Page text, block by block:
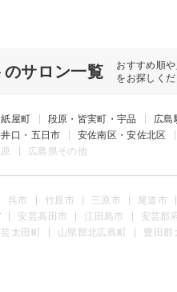
サロン一覧
おすすめ順
をお探しくだ
屋町 段原・皆実町・宇品 広島
口・五日市
安佐南区・安佐北区
広島県その他
呉市 竹原市 三原市 尾道市
安芸高田市 江田島市 安芸郡
太田町
山県郡北広島町 豊田郡